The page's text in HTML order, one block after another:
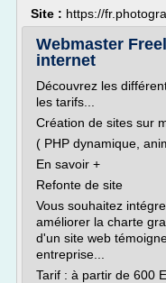
Site : https://
Webmaster
internet
Découvrez les
les tarifs...
Création de sites sur
( PHP dynamique,
En savoir +
Refonte de site
Vous souhaitez
améliorer la charte
d'un site web
entreprise...
Tarif : à partir de 600